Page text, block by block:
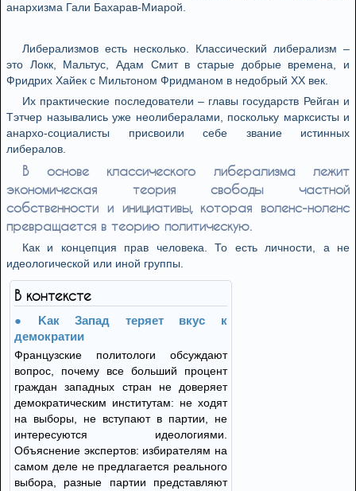
анархизма Гали Бахарав-Миарой.
Либерализмов есть несколько. Классический либерализм –
это Локк, Мальтус, Адам Смит в старые добрые времена, и
Фридрих Хайек с Мильтоном Фридманом в недобрый ХХ век.
Их практические последователи – главы государств Рейган и
Тэтчер назывались уже неолибералами, поскольку марксисты и
анархо-социалисты присвоили себе звание истинных
либералов.
В основе классического либерализма лежит
экономическая теория свободы частной
собственности и инициативы, которая воленс-ноленс
превращается в теорию политическую.
Как и концепция прав человека. То есть личности, а не
идеологической или иной группы.
В контексте
Kак Запад теряет вкус к
демократии
Французские политологи обсуждают
вопрос, почему все больший процент
граждан западных стран не доверяет
демократическим институтам: не ходят
на выборы, не вступают в партии, не
интересуются идеологиями.
Объяснение экспертов: избирателям на
самом деле не предлагается реального
выбора, разные партии представляют